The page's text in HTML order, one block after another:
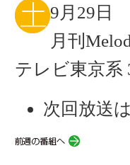
9月29日
月刊
テレビ東京系
次回放送